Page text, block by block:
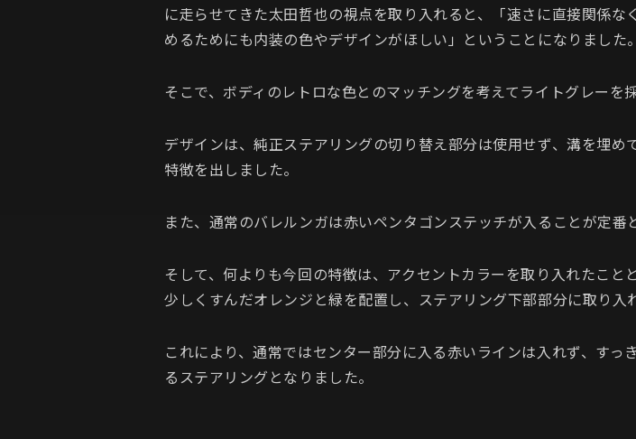
に走らせてきた太田哲也の視点を取り入れると、「速さに直接関係
めるためにも内装の色やデザインがほしい」ということになりました。
そこで、ボディのレトロな色とのマッチングを考えてライトグレーを
デザインは、純正ステアリングの切り替え部分は使用せず、溝を埋
特徴を出しました。
また、通常のバレルンガは赤いペンタゴンステッチが入ることが定番
そして、何よりも今回の特徴は、アクセントカラーを取り入れたこと
少しくすんだオレンジと緑を配置し、ステアリング下部部分に取り入
これにより、通常ではセンター部分に入る赤いラインは入れず、す
るステアリングとなりました。